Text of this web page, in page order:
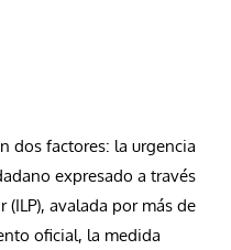
dos factores: la urgencia
expresado a través
avalada por más de
oficial, la medida